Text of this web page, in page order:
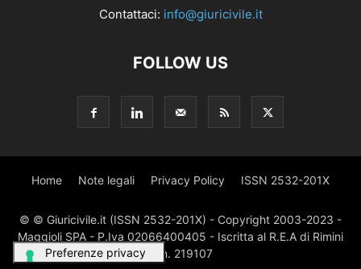
Contattaci: info@giuricivile.it
FOLLOW US
Home Note legali Privacy Policy ISSN 2532-201X
© © Giuricivile.it (ISSN 2532-201X) - Copyright 2003-2023 -
Maggioli SPA - P.Iva 02066400405 - Iscritta al R.E.A di Rimini
al n. 219107